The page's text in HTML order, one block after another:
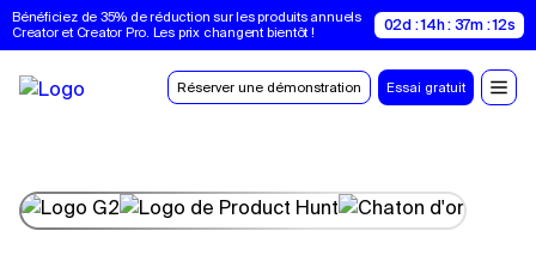
Bénéficiez de 35% de réduction sur les produits annuels
Creator et Creator Pro. Les prix changent bientôt !
02d : 14h : 37m : 11s
Réserver une démonstration Essai gratuit